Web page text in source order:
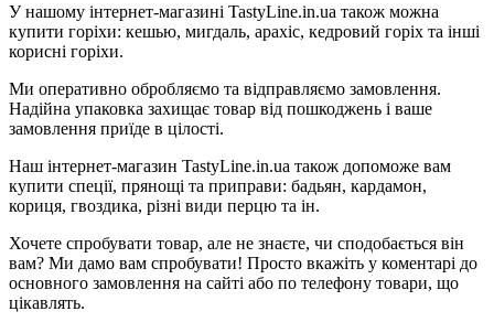
У нашому інтернет-магазині TastyLine.in.ua також можна
купити горіхи: кешью, мигдаль, арахіс, кедровий горіх та інші
корисні горіхи.
Ми оперативно обробляємо та відправляємо замовлення.
Надійна упаковка захищає товар від пошкоджень і ваше
замовлення приїде в цілості.
Наш інтернет-магазин TastyLine.in.ua також допоможе вам
купити спеції, прянощі та приправи: бадьян, кардамон,
кориця, гвоздика, різні види перцю та ін.
Хочете спробувати товар, але не знаєте, чи сподобається він
вам? Ми дамо вам спробувати! Просто вкажіть у коментарі до
основного замовлення на сайті або по телефону товари, що
цікавлять.